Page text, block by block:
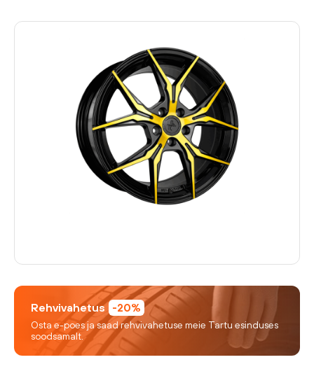
Rehvivahetus -20%
Osta e-poes ja saad rehvivahetuse meie Tartu esinduses
soodsamalt.